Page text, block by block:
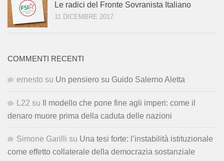
Le radici del Fronte Sovranista Italiano
11 DICEMBRE 2017
COMMENTI RECENTI
ernesto su Un pensiero su Guido Salerno Aletta
L22 su
Il modello che pone fine agli imperi: come il
denaro muore prima della caduta delle nazioni
Simone Garilli su Una tesi forte: l’instabilità istituzionale
come effetto collaterale della democrazia sostanziale